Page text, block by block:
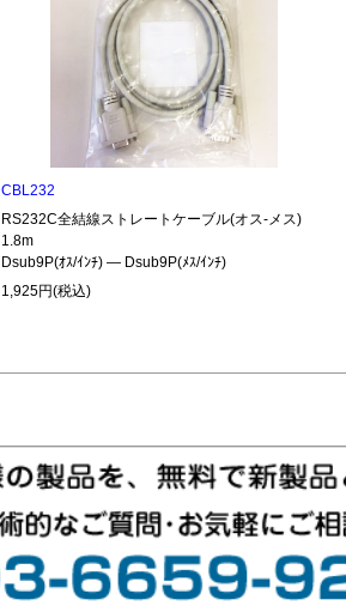
CBL232
RS232C全結線ストレートケーブル(オス-メス)
1.8m
Dsub9P(ｵｽ/ｲﾝﾁ) ― Dsub9P(ﾒｽ/ｲﾝﾁ)
1,925円(税込)